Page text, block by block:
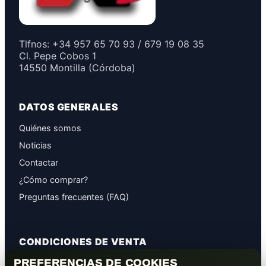
PREFERENCIAS DE COOKIES
Tlfnos: +34 957 65 70 93 / 679 19 08 35
Cl. Pepe Cobos 1
14550 Montilla (Córdoba)
DATOS GENERALES
Quiénes somos
Noticias
Contactar
¿Cómo comprar?
Preguntas frecuentes (FAQ)
CONDICIONES DE VENTA
GARANTÍAS